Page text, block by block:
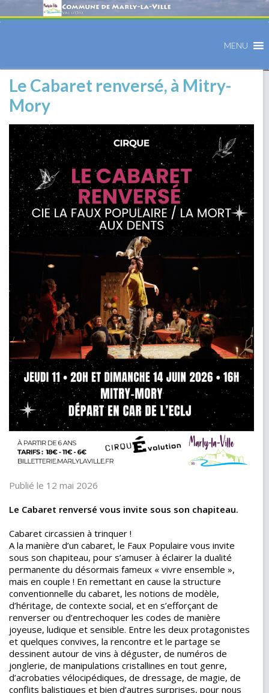
MENU
Le Cabaret renversé, à Mitry-
Mory
Publié le 12 mai 2026
Le Cabaret renversé vous invite sous son chapiteau.
Cabaret circassien à trinquer !
A la manière d’un cabaret, le Faux Populaire vous invite
sous son chapiteau, pour s’amuser à éclairer la dualité
permanente du désormais fameux « vivre ensemble »,
mais en couple ! En remettant en cause la structure
conventionnelle du cabaret, les notions de modèle,
d’héritage, de contexte social, et en s’efforçant de
renverser ou d’entrechoquer les codes de manière
joyeuse, ludique et sensible. Entre les deux protagonistes
et quelques convives, la rencontre et le partage se
dessinent autour de vins à déguster, de numéros de
jonglerie, de manipulations cristallines en tout genre,
d’acrobaties vélocipédiques, de dressage, de magie, de
conflits balistiques et bien d’autres surprises, pour nous